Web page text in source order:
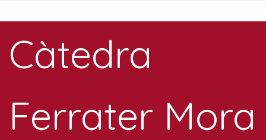
Càtedra
Ferrater Mora